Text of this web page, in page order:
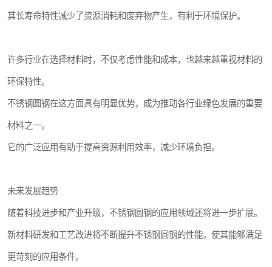
其长寿命特性减少了资源消耗和废弃物产生，有利于环境保护。
许多行业在选择材料时，不仅考虑性能和成本，也越来越重视材料的
环保特性。
不锈钢圆钢在这方面具有明显优势，成为推动各行业绿色发展的重要
材料之一。
它的广泛应用有助于提高资源利用效率，减少环境负担。
未来发展趋势
随着科技进步和产业升级，不锈钢圆钢的应用领域还将进一步扩展。
新材料研发和工艺改进将不断提升不锈钢圆钢的性能，使其能够满足
更苛刻的应用条件。